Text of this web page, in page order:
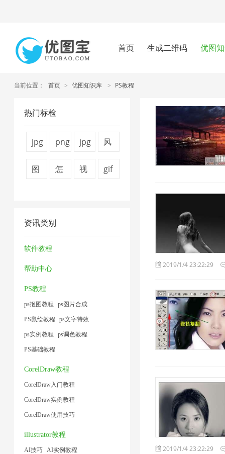
首页 生成二维码 优图
当前位置： 首页 > 优图知识库 > PS教程
热门标检
jpg
png
具
1
jpg
1
风
图
缩
7
怎
缩
视
gif
资讯类别
软件教程
帮助中心
PS教程
ps抠图教程 ps图片合成
PS鼠绘教程 ps文字特效
ps实例教程 ps调色教程
PS基础教程
CorelDraw教程
CorelDraw入门教程
CorelDraw实例教程
CorelDraw使用技巧
illustrator教程
AI技巧 AI实例教程
2019/1/4 23:22:29
2019/1/4 23:22:29